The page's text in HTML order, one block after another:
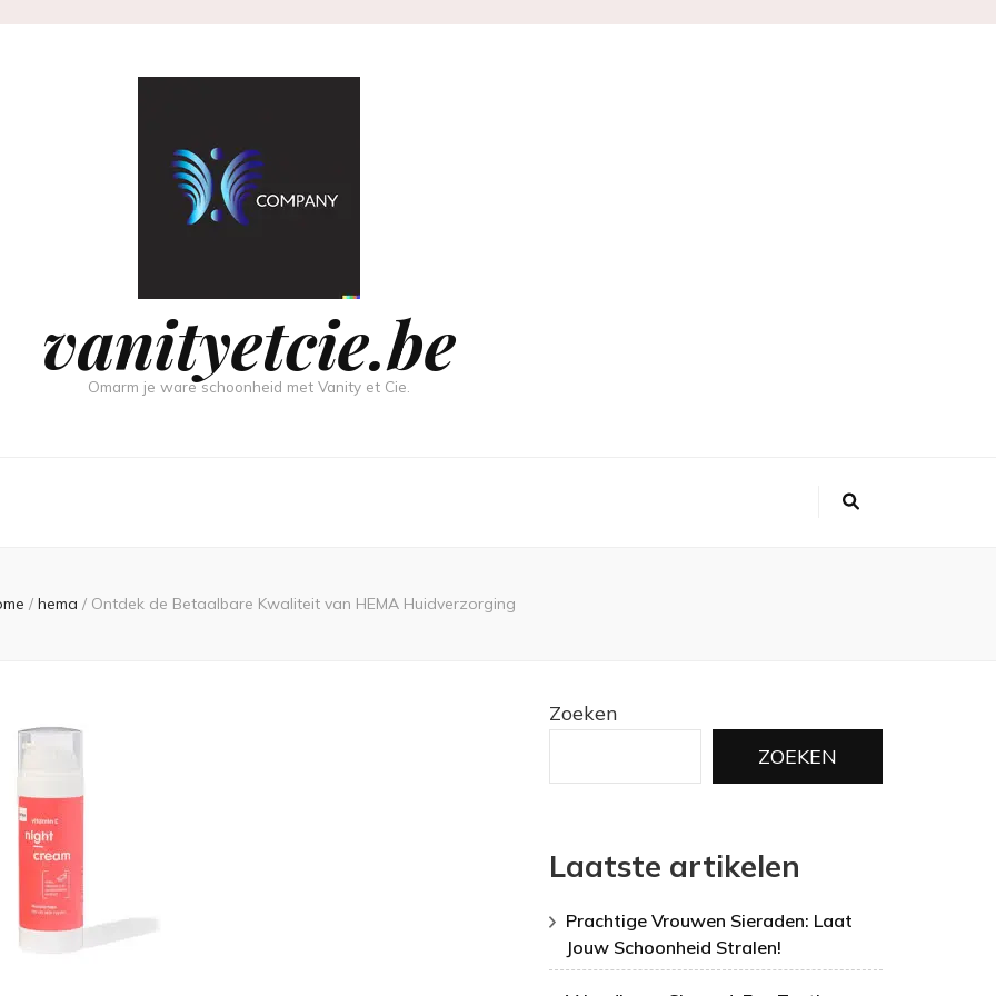
vanityetcie.be
Omarm je ware schoonheid met Vanity et Cie.
/ hema / Ontdek de Betaalbare Kwaliteit van HEMA Huidverzorging
Zoeken
ZOEKEN
Laatste artikelen
Prachtige Vrouwen Sieraden: Laat
Jouw Schoonheid Stralen!